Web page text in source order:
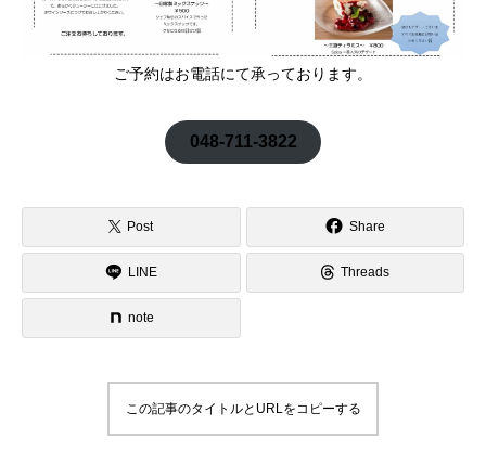
ご予約はお電話にて承っております。
048-711-3822
Post Share
LINE Threads
note
この記事のタイトルとURLをコピーする